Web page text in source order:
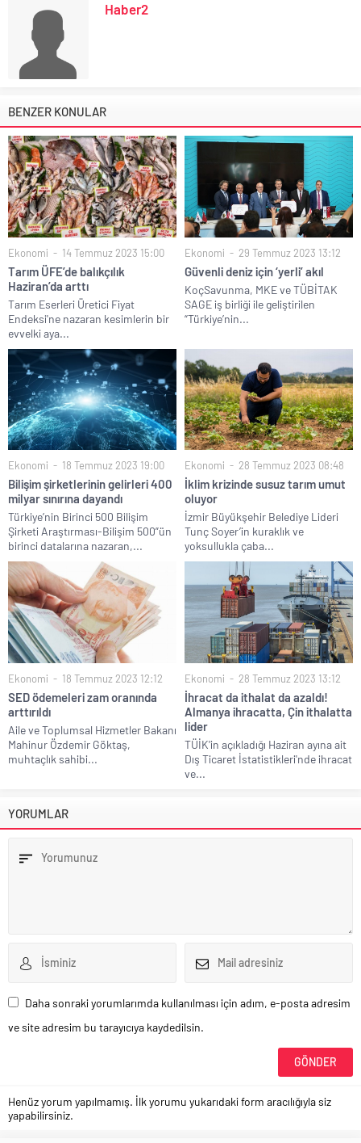
Haber2
BENZER KONULAR
Ekonomi 14 Temmuz 2023 15:00
Tarım ÜFE’de balıkçılık
Haziran’da arttı
Tarım Eserleri Üretici Fiyat
Endeksi'ne nazaran kesimlerin bir
evvelki aya...
Ekonomi 29 Temmuz 2023 13:12
Güvenli deniz için ‘yerli’ akıl
KoçSavunma, MKE ve TÜBİTAK
SAGE iş birliği ile geliştirilen
“Türkiye’nin...
Ekonomi 18 Temmuz 2023 19:00
Bilişim şirketlerinin gelirleri 400
milyar sınırına dayandı
Türkiye’nin Birinci 500 Bilişim
Şirketi Araştırması-Bilişim 500”ün
birinci datalarına nazaran,...
Ekonomi 28 Temmuz 2023 08:48
İklim krizinde susuz tarım umut
oluyor
İzmir Büyükşehir Belediye Lideri
Tunç Soyer’in kuraklık ve
yoksullukla çaba...
Ekonomi 18 Temmuz 2023 12:12
SED ödemeleri zam oranında
arttırıldı
Aile ve Toplumsal Hizmetler Bakanı
Mahinur Özdemir Göktaş,
muhtaçlık sahibi...
Ekonomi 28 Temmuz 2023 13:12
İhracat da ithalat da azaldı!
Almanya ihracatta, Çin ithalatta
lider
TÜİK'in açıkladığı Haziran ayına ait
Dış Ticaret İstatistikleri'nde ihracat
ve...
YORUMLAR
Daha sonraki yorumlarımda kullanılması için adım, e-posta adresim
ve site adresim bu tarayıcıya kaydedilsin.
Henüz yorum yapılmamış. İlk yorumu yukarıdaki form aracılığıyla siz
yapabilirsiniz.